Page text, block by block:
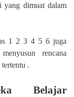
yang dimuat dalam
1 2 3 4 5 6 juga
rencana
tertentu .
Belajar